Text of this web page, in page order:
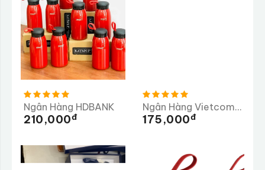
Ngân Hàng HDBANK
210,000Đ
Ngân Hàng Vietcombank
175,000Đ